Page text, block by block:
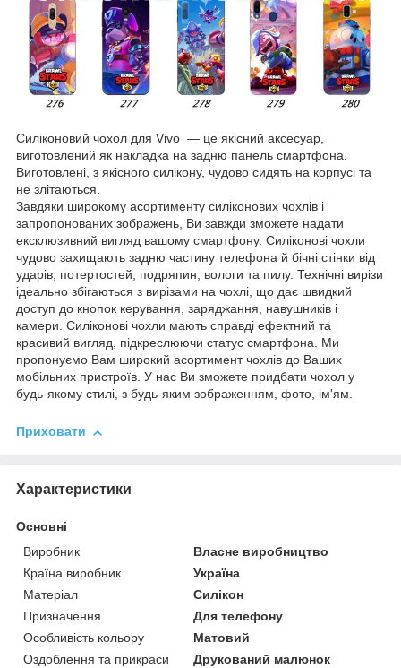
Силіконовий чохол для Vivo — це якісний аксесуар,
виготовлений як накладка на задню панель смартфона.
Виготовлені, з якісного силікону, чудово сидять на корпусі та
не злітаються.
Завдяки широкому асортименту силіконових чохлів і
запропонованих зображень, Ви завжди зможете надати
ексклюзивний вигляд вашому смартфону. Силіконові чохли
чудово захищають задню частину телефона й бічні стінки від
ударів, потертостей, подряпин, вологи та пилу. Технічні вирізи
ідеально збігаються з вирізами на чохлі, що дає швидкий
доступ до кнопок керування, заряджання, навушників і
камери. Силіконові чохли мають справді ефектний та
красивий вигляд, підкреслюючи статус смартфона. Ми
пропонуємо Вам широкий асортимент чохлів до Ваших
мобільних пристроїв. У нас Ви зможете придбати чохол у
будь-якому стилі, з будь-яким зображенням, фото, ім'ям.
Приховати
Характеристики
Основні
Виробник
Власне виробництво
Країна виробник
Україна
Матеріал
Силікон
Призначення
Для телефону
Особливість кольору
Матовий
Оздоблення та прикраси
Друкований малюнок